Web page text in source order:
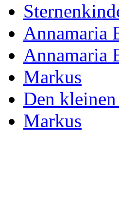
Annamaria
Annamaria
Markus
Den
Markus